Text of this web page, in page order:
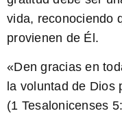
vida, reconociendo
provienen de Él.
«Den gracias en
la voluntad de Dios
(1 Tesalonicenses